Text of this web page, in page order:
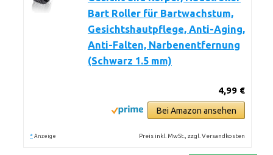
Bart Roller für Bartwachstum,
Gesichtshautpflege, Anti-Aging,
Anti-Falten, Narbenentfernung
(Schwarz 1.5 mm)
4,99 €
Bei Amazon ansehen
* Anzeige Preis inkl. MwSt., zzgl. Versandkosten